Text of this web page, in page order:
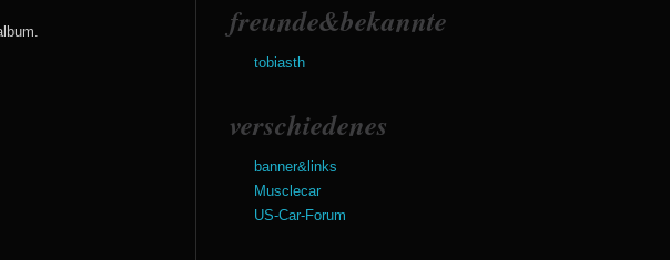
freunde&bekannte
tobiasth
verschiedenes
banner&links
Musclecar
US-Car-Forum